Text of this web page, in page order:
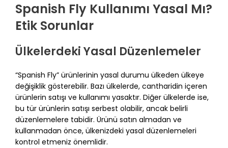
Spanish Fly Kullanımı Yasal Mı?
Etik Sorunlar
Ülkelerdeki Yasal Düzenlemeler
“Spanish Fly” ürünlerinin yasal durumu ülkeden ülkeye
değişiklik gösterebilir. Bazı ülkelerde, cantharidin içeren
ürünlerin satışı ve kullanımı yasaktır. Diğer ülkelerde ise,
bu tür ürünlerin satışı serbest olabilir, ancak belirli
düzenlemelere tabidir. Ürünü satın almadan ve
kullanmadan önce, ülkenizdeki yasal düzenlemeleri
kontrol etmeniz önemlidir.